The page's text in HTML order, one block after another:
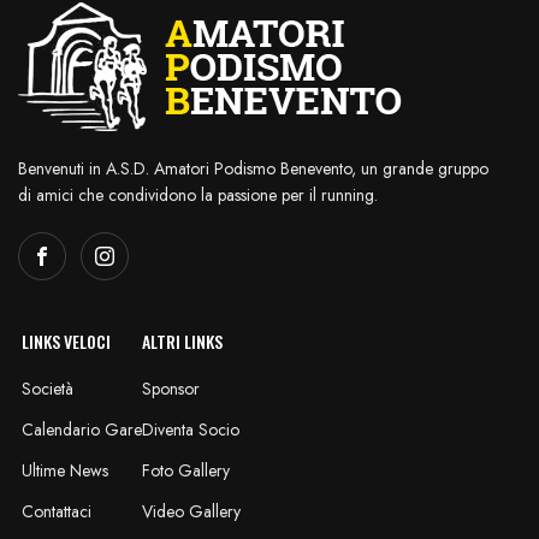
Benvenuti in A.S.D. Amatori Podismo Benevento, un grande gruppo
di amici che condividono la passione per il running.
LINKS VELOCI
Società
Calendario Gare
Ultime News
Contattaci
ALTRI LINKS
Sponsor
Diventa Socio
Foto Gallery
Video Gallery